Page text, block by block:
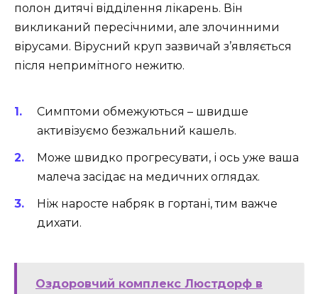
полон дитячі відділення лікарень. Він
викликаний пересічними, але злочинними
вірусами. Вірусний круп зазвичай з’являється
після непримітного нежитю.
Симптоми обмежуються – швидше
активізуємо безжальний кашель.
Може швидко прогресувати, і ось уже ваша
малеча засідає на медичних оглядах.
Ніж наросте набряк в гортані, тим важче
дихати.
Оздоровчий комплекс Люстдорф в